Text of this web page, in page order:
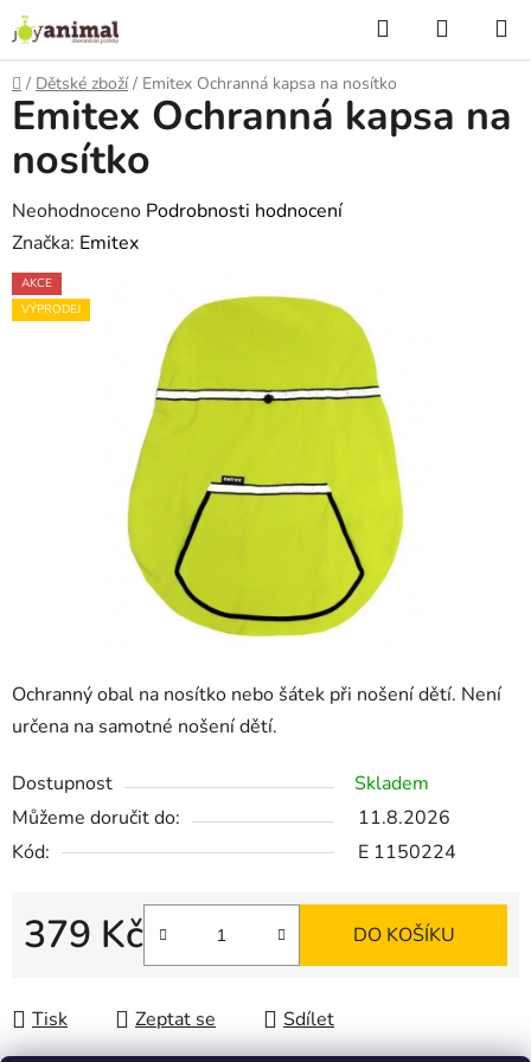
Přejít
na
obsah
Hledat
KOŠÍK
Domů
/ Dětské zboží / Emitex Ochranná kapsa na nosítko
Ochranný obal na nosítko nebo šátek při nošení dětí. Není
určena na samotné nošení dětí.
Dostupnost
Skladem
Můžeme doručit do:
11.8.2026
Kód:
E 1150224
379 Kč DO KOŠÍKU
Tisk Zeptat se Sdílet
Emitex Ochranná kapsa na
nosítko
Průměrné
hodnocení
produktu
je
Neohodnoceno Podrobnosti hodnocení
Značka: Emitex
AKCE
VÝPRODEJ